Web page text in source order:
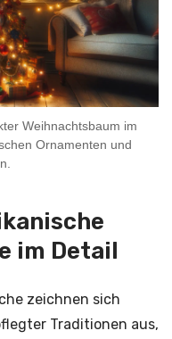
Weihnachtsbaum im
Ornamenten und
im Detail
zeichnen sich
Traditionen aus,